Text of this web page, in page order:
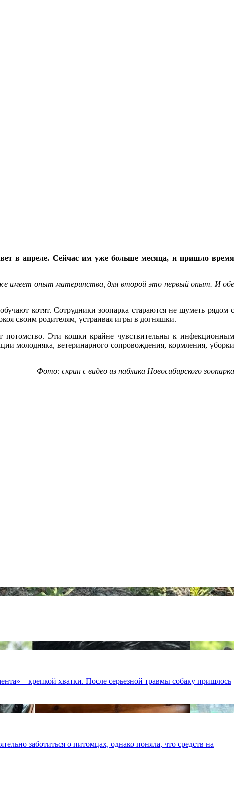
в апреле. Сейчас им уже больше месяца, и пришло время
имеет опыт материнства, для второй это первый опыт. И обе
котят. Сотрудники зоопарка стараются не шуметь рядом с
своим родителям, устраивая игры в догняшки.
потомство. Эти кошки крайне чувствительны к инфекционным
молодняка, ветеринарного сопровождения, кормления, уборки
Фото: скрин с видео из паблика Новосибирского зоопарка
– крепкой хватки. После серьезной травмы собаку пришлось
заботиться о питомцах, однако поняла, что средств на